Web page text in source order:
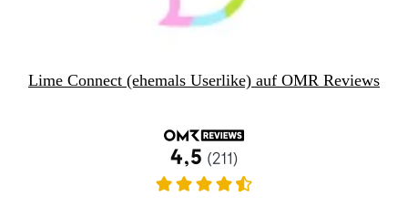
Lime Connect (ehemals Userlike) auf OMR Reviews